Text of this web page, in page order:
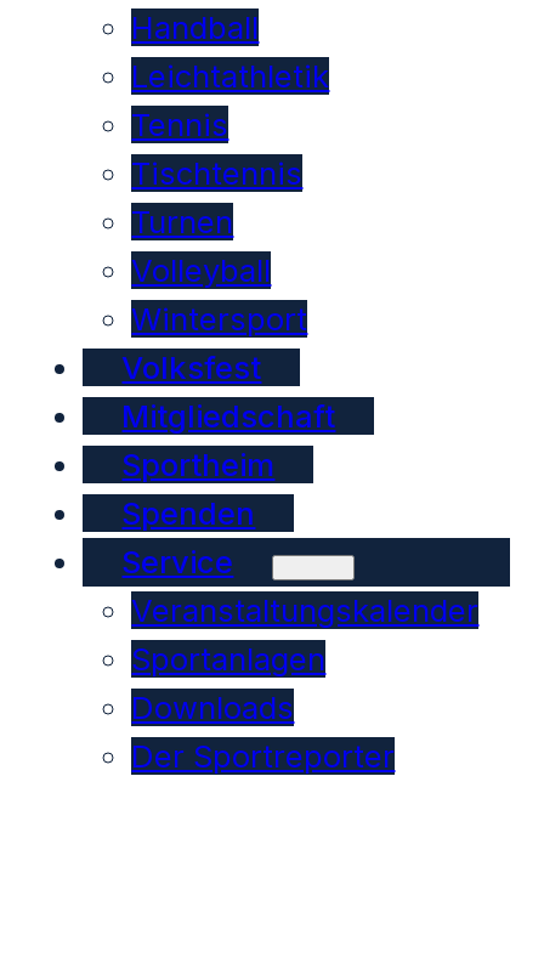
Handball
Leichtathletik
Tennis
Tischtennis
Turnen
Volleyball
Wintersport
Volksfest
Mitgliedschaft
Sportheim
Spenden
Service
Veranstaltungskalender
Sportanlagen
Downloads
Der Sportreporter